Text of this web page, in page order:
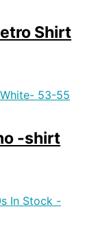
Shirt
-shirt